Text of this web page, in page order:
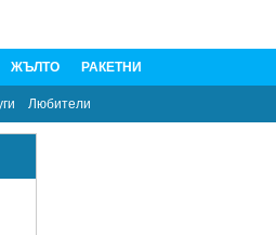
ЖЪЛТО РАКЕТНИ
Любители